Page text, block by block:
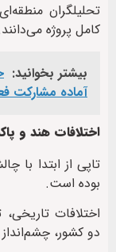
تحلیلگران
کامل پروژه
بیشتر بخوانید:
آماده مشارکت
اختلافات هند و
تاپی از ابتدا با
بوده است.
اختلافات
دو کشور،